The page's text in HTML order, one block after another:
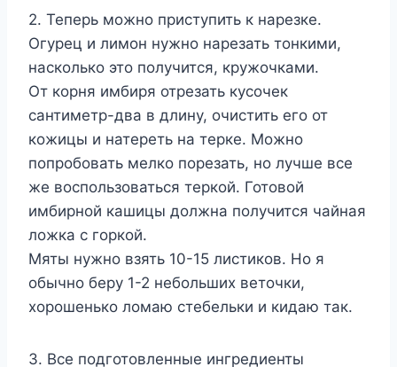
2. Теперь можно приступить к нарезке.
Огурец и лимон нужно нарезать тонкими,
насколько это получится, кружочками.
От корня имбиря отрезать кусочек
сантиметр-два в длину, очистить его от
кожицы и натереть на терке. Можно
попробовать мелко порезать, но лучше все
же воспользоваться теркой. Готовой
имбирной кашицы должна получится чайная
ложка с горкой.
Мяты нужно взять 10-15 листиков. Но я
обычно беру 1-2 небольших веточки,
хорошенько ломаю стебельки и кидаю так.
3. Все подготовленные ингредиенты